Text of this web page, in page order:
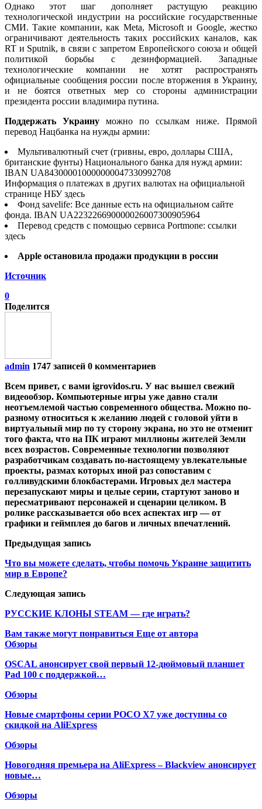
Однако этот шаг дополняет растущую реакцию
технологической индустрии на российские государственные
СМИ. Такие компании, как Meta, Microsoft и Google, жестко
ограничивают деятельность таких российских каналов, как
RT и Sputnik, в связи с запретом Европейского союза и общей
политикой борьбы с дезинформацией. Западные
технологические компании не хотят распространять
официальные сообщения россии после вторжения в Украину,
и не боятся ответных мер со стороны администрации
президента россии владимира путина.
Поддержать Украину можно по ссылкам ниже. Прямой
перевод Нацбанка на нужды армии:
Мультивалютный счет (гривны, евро, доллары США,
британские фунты) Национального банка для нужд армии:
IBAN UA843000010000000047330992708
Информация о платежах в других валютах на официальной
странице НБУ здесь
Фонд savelife: Все данные есть на официальном сайте
фонда. IBAN UA223226690000026007300905964
Перевод средств с помощью сервиса Portmone: ссылки
здесь
Apple остановила продажи продукции в россии
Источник
0
Поделится
admin 1747 записей 0 комментариев
Всем привет, с вами igrovidos.ru. У нас вышел свежий
видеообзор. Компьютерные игры уже давно стали
неотъемлемой частью современного общества. Можно по-
разному относиться к желанию людей с головой уйти в
виртуальный мир по ту сторону экрана, но это не отменит
того факта, что на ПК играют миллионы жителей Земли
всех возрастов. Современные технологии позволяют
разработчикам создавать по-настоящему увлекательные
проекты, размах которых иной раз сопоставим с
голливудскими блокбастерами. Игровых дел мастера
перезапускают миры и целые серии, стартуют заново и
пересматривают персонажей и сценарии целиком. В
ролике рассказывается обо всех аспектах игр — от
графики и геймплея до багов и личных впечатлений.
Предыдущая запись
Что вы можете сделать, чтобы помочь Украине защитить
мир в Европе?
Следующая запись
РУССКИЕ КЛОНЫ STEAM — где играть?
Вам также могут понравиться Еще от автора
Обзоры
OSCAL анонсирует свой первый 12-дюймовый планшет
Pad 100 с поддержкой…
Обзоры
Новые смартфоны серии POCO X7 уже доступны со
скидкой на AliExpress
Обзоры
Новогодняя премьера на AliExpress – Blackview анонсирует
новые…
Обзоры